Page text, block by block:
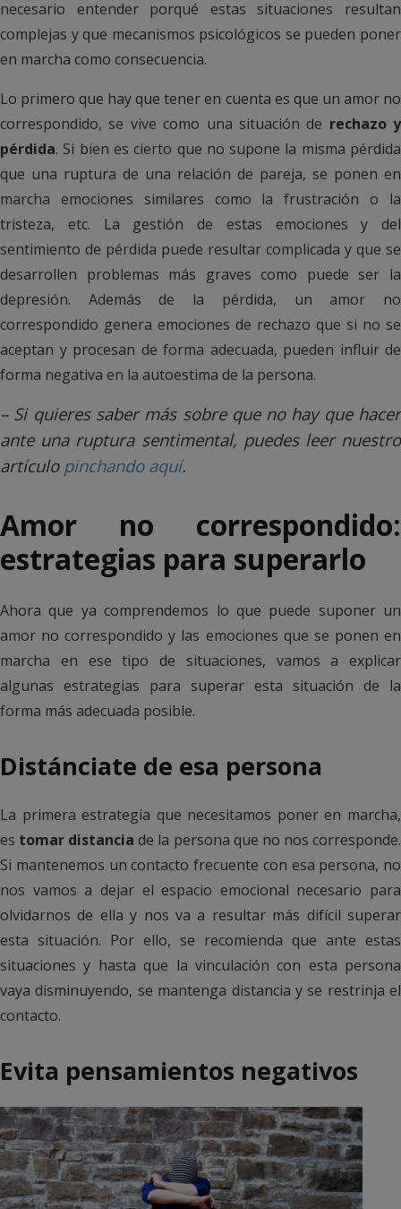
necesario entender porqué estas situaciones resultan
complejas y que mecanismos psicológicos se pueden poner
en marcha como consecuencia.
Lo primero que hay que tener en cuenta es que un amor no
correspondido, se vive como una situación de rechazo y
pérdida. Si bien es cierto que no supone la misma pérdida
que una ruptura de una relación de pareja, se ponen en
marcha emociones similares como la frustración o la
tristeza, etc. La gestión de estas emociones y del
sentimiento de pérdida puede resultar complicada y que se
desarrollen problemas más graves como puede ser la
depresión. Además de la pérdida, un amor no
correspondido genera emociones de rechazo que si no se
aceptan y procesan de forma adecuada, pueden influir de
forma negativa en la autoestima de la persona.
– Si quieres saber más sobre que no hay que hacer
ante una ruptura sentimental, puedes leer nuestro
artículopinchando aquí.
Amor no correspondido:
estrategias para superarlo
Ahora que ya comprendemos lo que puede suponer un
amor no correspondido y las emociones que se ponen en
marcha en ese tipo de situaciones, vamos a explicar
algunas estrategias para superar esta situación de la
forma más adecuada posible.
Distánciate de esa persona
La primera estrategia que necesitamos poner en marcha,
es tomar distancia de la persona que no nos corresponde.
Si mantenemos un contacto frecuente con esa persona, no
nos vamos a dejar el espacio emocional necesario para
olvidarnos de ella y nos va a resultar más difícil superar
esta situación. Por ello, se recomienda que ante estas
situaciones y hasta que la vinculación con esta persona
vaya disminuyendo, se mantenga distancia y se restrinja el
contacto.
Evita pensamientos negativos